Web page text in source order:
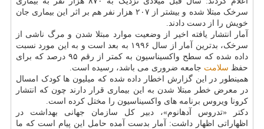
سرخک مبتلا شده و بیشتر از ۲۰۷ هزار نفر هم بر اثر این بیماری جان
خویش را از دست دادند.
آمار انتشار یافته اخیر از وضعیت موارد مبتلا شدن و مرگ ناشی از
سرخک، بدترین آمار از سال ۱۹۹۶ به بعد است و به این مورد نسبت
داده شده که سطح واکسیناسیون به کمتر از رقم ۹۵ درصد که برای
حفظ سلامت جامعه ضروری می باشد، رسیده است.
همینطور در این گزارش اخطار داده شده که میلیون ها کودک امسال
در معرض خطر مبتلا شدن به این بیماری قرار دارند چون که انتشار
کرونا ویروس برنامه های واکسیناسیون را مختل کرده است.
دکتر «تدروس آدهانوم»، دبیر کل سازمان جهانی بهداشت در
اظهاراتی اظهار داشت: آمار بدست آمده حامل این پیام است که ما